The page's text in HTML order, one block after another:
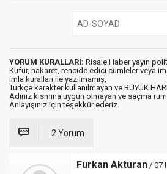
YORUM KURALLARI: Risale Haber yayın
Küfür, hakaret, rencide edici cümleler veya
imla kuralları ile yazılmamış,
Türkçe karakter kullanılmayan ve BÜYÜK
Adınız kısmına uygun olmayan ve saçma
Anlayışınız için teşekkür ederiz.
2 Yorum
Furkan Akturan / 07